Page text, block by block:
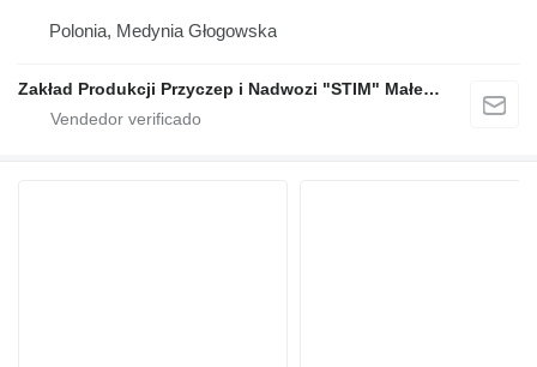
Polonia, Medynia Głogowska
Zakład Produkcji Przyczep i Nadwozi "STIM" Małecki s.j.